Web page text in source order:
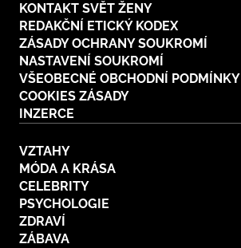
KONTAKT SVĚT ŽENY
REDAKČNÍ ETICKÝ KODEX
ZÁSADY OCHRANY SOUKROMÍ
NASTAVENÍ SOUKROMÍ
VŠEOBECNÉ OBCHODNÍ PODMÍNKY
COOKIES ZÁSADY
INZERCE
VZTAHY
MÓDA A KRÁSA
CELEBRITY
PSYCHOLOGIE
ZDRAVÍ
ZÁBAVA